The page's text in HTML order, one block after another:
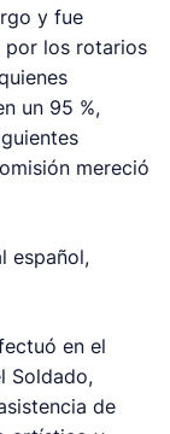
y fue
por los rotarios
un 95 %,
mereció
español,
en el
Soldado,
de